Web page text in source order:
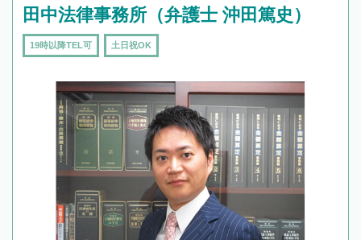
田中法律事務所（弁護士 沖田篤史）
19時以降TEL可 土日祝OK